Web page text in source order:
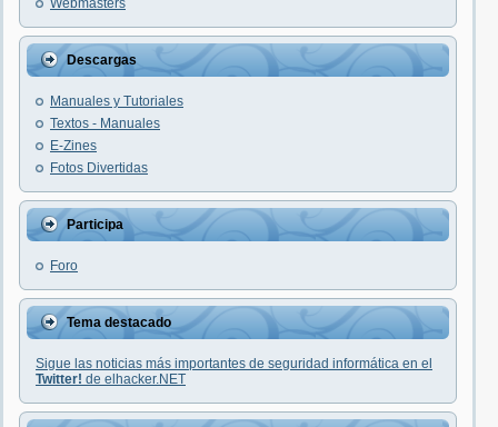
Webmasters
Descargas
Manuales y Tutoriales
Textos - Manuales
E-Zines
Fotos Divertidas
Participa
Foro
Tema destacado
Sigue las noticias más importantes de seguridad informática en el
Twitter! de elhacker.NET